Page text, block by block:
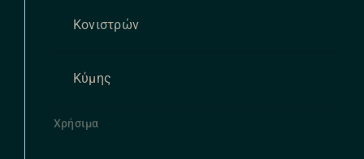
Κονιστρών
Κύμης
Χρήσιμα